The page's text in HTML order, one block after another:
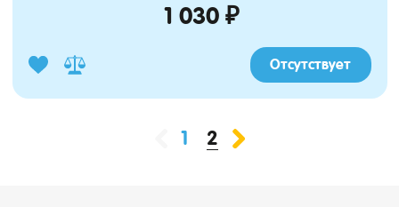
1 030 ₽
Отсутствует
1 2